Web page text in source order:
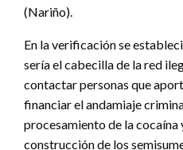
(Nariño).
En la verificación se
sería el cabecilla de la red
contactar personas que
financiar el andamiaje
procesamiento de la cocaína
construcción de los